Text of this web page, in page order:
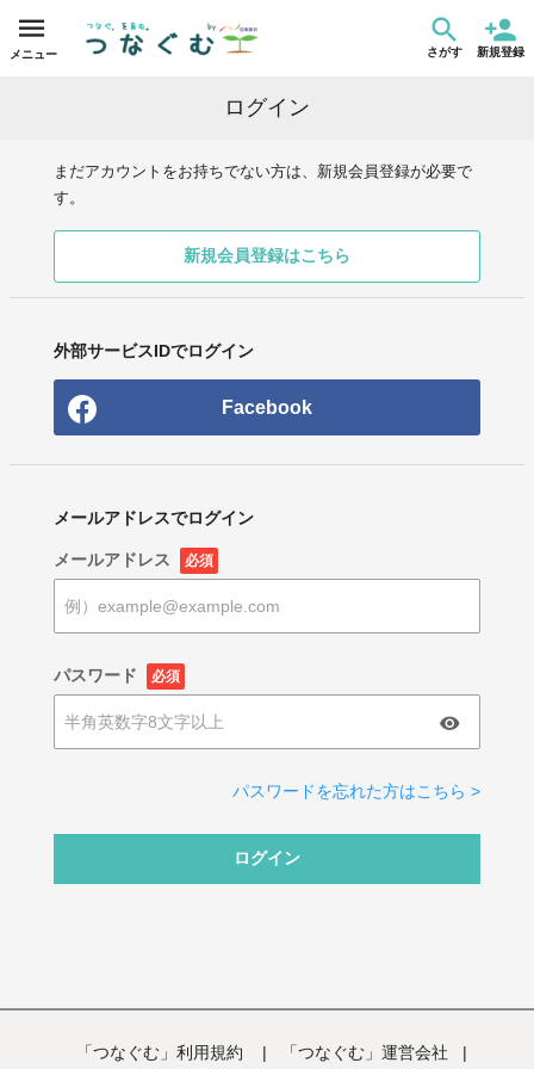
メニュー さがす 新規登録
ログイン
まだアカウントをお持ちでない方は、新規会員登録が必要で
す。
新規会員登録はこちら
外部サービスIDでログイン
Facebook
メールアドレスでログイン
メールアドレス 必須
パスワード 必須
パスワードを忘れた方はこちら >
ログイン
「つなぐむ」利用規約 | 「つなぐむ」運営会社 |